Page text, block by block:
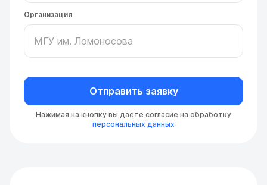
Организация
Отправить заявку
Нажимая на кнопку вы даёте согласие на обработку
персональных данных